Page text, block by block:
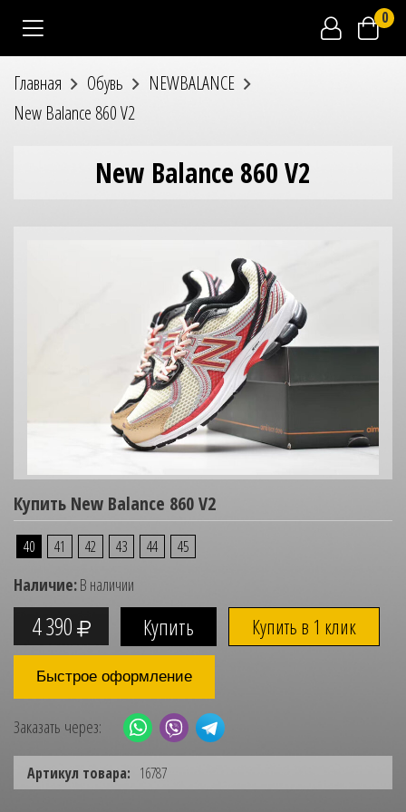
0
Главная Обувь
NEWBALANCE
New Balance 860 V2
New Balance 860 V2
Купить New Balance 860 V2
40 41 42 43 44 45
Наличие:В наличии
4 390 Купить в 1 клик
Быстрое оформление
Заказать через:
Артикул товара: 16787